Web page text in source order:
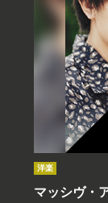
洋楽
マッシヴ・